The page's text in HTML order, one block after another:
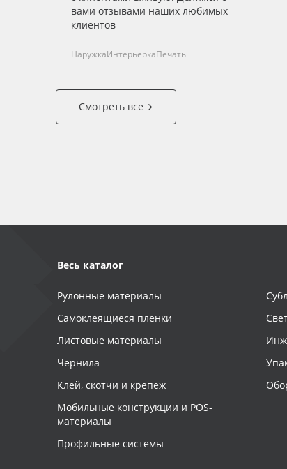
вами отзывами наших любимых
клиентов
НаружкаИнтерьеркаПечать
Смотреть все
Весь каталог
Рулонные материалы
Самоклеящиеся плёнки
Листовые материалы
Чернила
Клей, скотчи и крепёж
Мобильные конструкции и POS-
материалы
Профильные системы